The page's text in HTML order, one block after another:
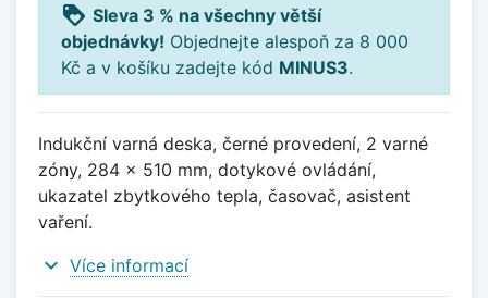
loyalty Sleva 3 % na všechny větší
objednávky! Objednejte alespoň za 8 000
Kč a v košíku zadejte kód MINUS3.
Indukční varná deska, černé provedení, 2 varné
zóny, 284 x 510 mm, dotykové ovládání,
ukazatel zbytkového tepla, časovač, asistent
vaření.
expand_more Více informací